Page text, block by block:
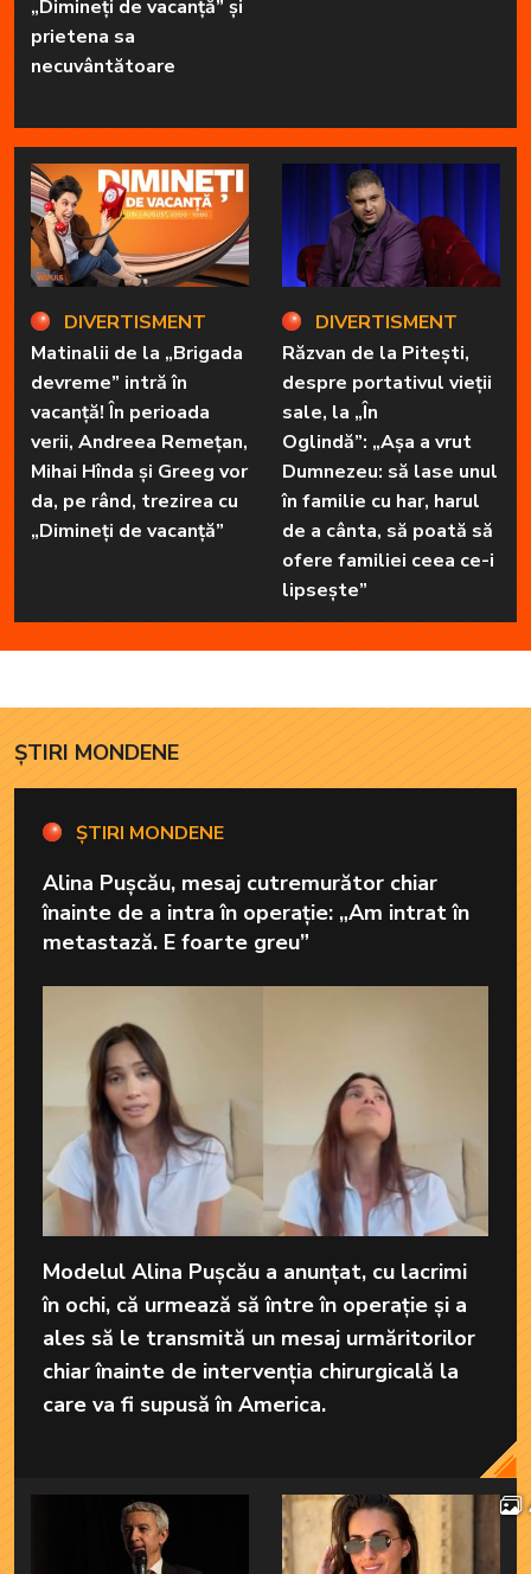
„Dimineți de vacanță” și
prietena sa
necuvântătoare
DIVERTISMENT
Matinalii de la „Brigada
devreme” intră în
vacanță! În perioada
verii, Andreea Remețan,
Mihai Hînda și Greeg vor
da, pe rând, trezirea cu
„Dimineți de vacanță”
DIVERTISMENT
Răzvan de la Pitești,
despre portativul vieții
sale, la „În
Oglindă”: „Așa a vrut
Dumnezeu: să lase unul
în familie cu har, harul
de a cânta, să poată să
ofere familiei ceea ce-i
lipsește”
ȘTIRI MONDENE
ȘTIRI MONDENE
Alina Pușcău, mesaj cutremurător chiar
înainte de a intra în operație: „Am intrat în
metastază. E foarte greu”
Modelul Alina Pușcău a anunțat, cu lacrimi
în ochi, că urmează să între în operație și a
ales să le transmită un mesaj urmăritorilor
chiar înainte de intervenția chirurgicală la
care va fi supusă în America.